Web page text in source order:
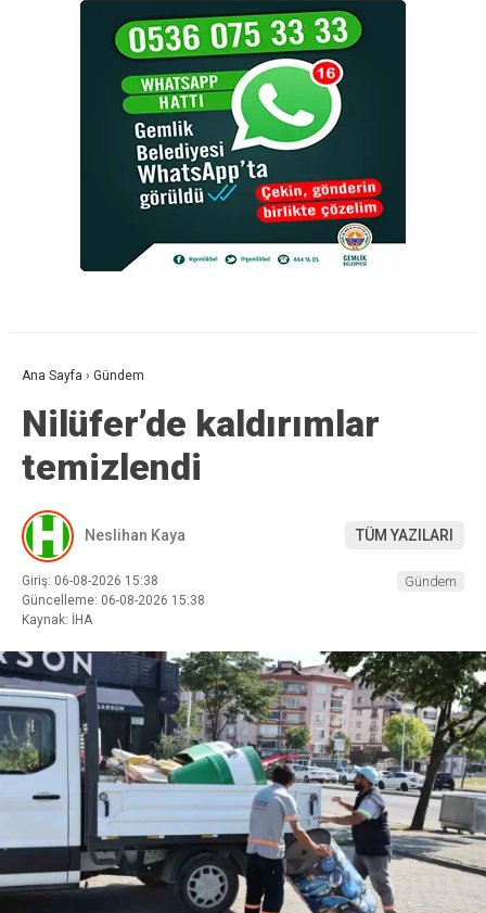
Ana Sayfa › Gündem
Nilüfer’de kaldırımlar
temizlendi
Neslihan Kaya TÜM YAZILARI
Giriş: 06-08-2026 15:38
Güncelleme: 06-08-2026 15:38
Kaynak: İHA
Gündem